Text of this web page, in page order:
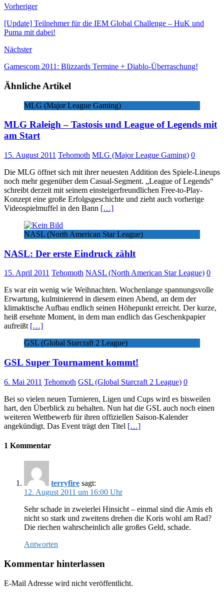
Vorheriger
[Update] Teilnehmer für die IEM Global Challenge – HuK und
Puma mit dabei!
Nächster
Gamescom 2011: Blizzards Termine + Diablo-Überraschung!
Ähnliche Artikel
MLG (Major League Gaming)
MLG Raleigh – Tastosis und League of Legends mit
am Start
15. August 2011 Tehomoth MLG (Major League Gaming) 0
Die MLG öffnet sich mit ihrer neuesten Addition des Spiele-Lineups
noch mehr gegenüber dem Casual-Segment. „League of Legends“
schreibt derzeit mit seinem einsteigerfreundlichen Free-to-Play-
Konzept eine große Erfolgsgeschichte und zieht auch vorherige
Videospielmuffel in den Bann […]
NASL (North American Star League)
NASL: Der erste Eindruck zählt
15. April 2011 Tehomoth NASL (North American Star League) 0
Es war ein wenig wie Weihnachten. Wochenlange spannungsvolle
Erwartung, kulminierend in diesem einen Abend, an dem der
klimaktische Aufbau endlich seinen Höhepunkt erreicht. Der kurze,
heiß ersehnte Moment, in dem man endlich das Geschenkpapier
aufreißt […]
GSL (Global Starcraft 2 League)
GSL Super Tournament kommt!
6. Mai 2011 Tehomoth GSL (Global Starcraft 2 League) 0
Bei so vielen neuen Turnieren, Ligen und Cups wird es bisweilen
hart, den Überblick zu behalten. Nun hat die GSL auch noch einen
weiteren Wettbewerb für ihren offiziellen Saison-Kalender
angekündigt. Das Event trägt den Titel […]
1 Kommentar
terryfire sagt:
12. August 2011 um 16:00 Uhr
Sehr schade in zweierlei Hinsicht – einmal sind die Amis eh
nicht so stark und zweitens drehen die Koris wohl am Rad?
Die riechen wahrscheinlich alle großes Geld, schade.
Antworten
Kommentar hinterlassen
E-Mail Adresse wird nicht veröffentlicht.